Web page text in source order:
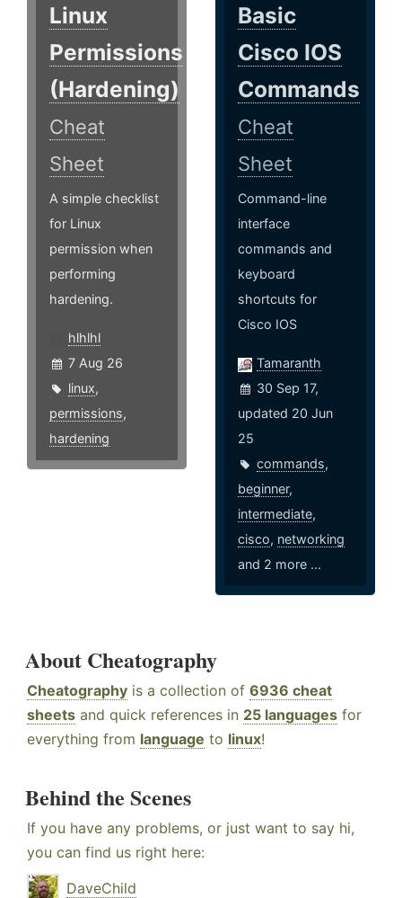
Linux
Permissions
(Hardening)
Cheat
Sheet
A simple checklist
for Linux
permission when
performing
hardening.
hlhlhl
7 Aug 26
linux,
permissions,
hardening
Basic
Cisco IOS
Commands
Cheat
Sheet
Command-line
interface
commands and
keyboard
shortcuts for
Cisco IOS
Tamaranth
30 Sep 17,
updated 20 Jun
25
commands,
beginner,
intermediate,
cisco, networking
and 2 more ...
About Cheatography
Cheatography is a collection of 6936 cheat
sheets and quick references in 25 languages for
everything from language to linux!
Behind the Scenes
If you have any problems, or just want to say hi,
you can find us right here:
DaveChild